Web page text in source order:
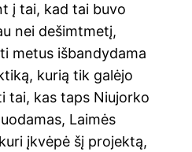
į tai, kad tai buvo
nei dešimtmetį,
metus išbandydama
kurią tik galėjo
tai, kas taps Niujorko
Laimės
įkvėpė šį projektą,